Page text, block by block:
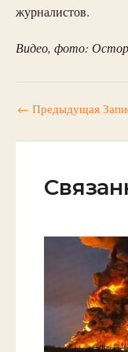
журналистов.
Видео, фото:
← Предыдущая